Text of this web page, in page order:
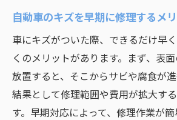
自動車のキズを早期に修理するメ
車にキズがついた際、できるだけ早
くのメリットがあります。まず、表
放置すると、そこからサビや腐食が進
結果として修理範囲や費用が拡大す
す。早期対応によって、修理作業が